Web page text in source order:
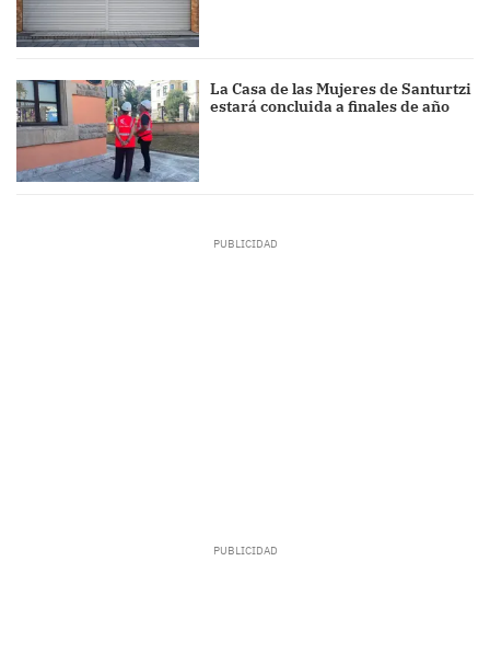
La Casa de las Mujeres de Santurtzi
estará concluida a finales de año